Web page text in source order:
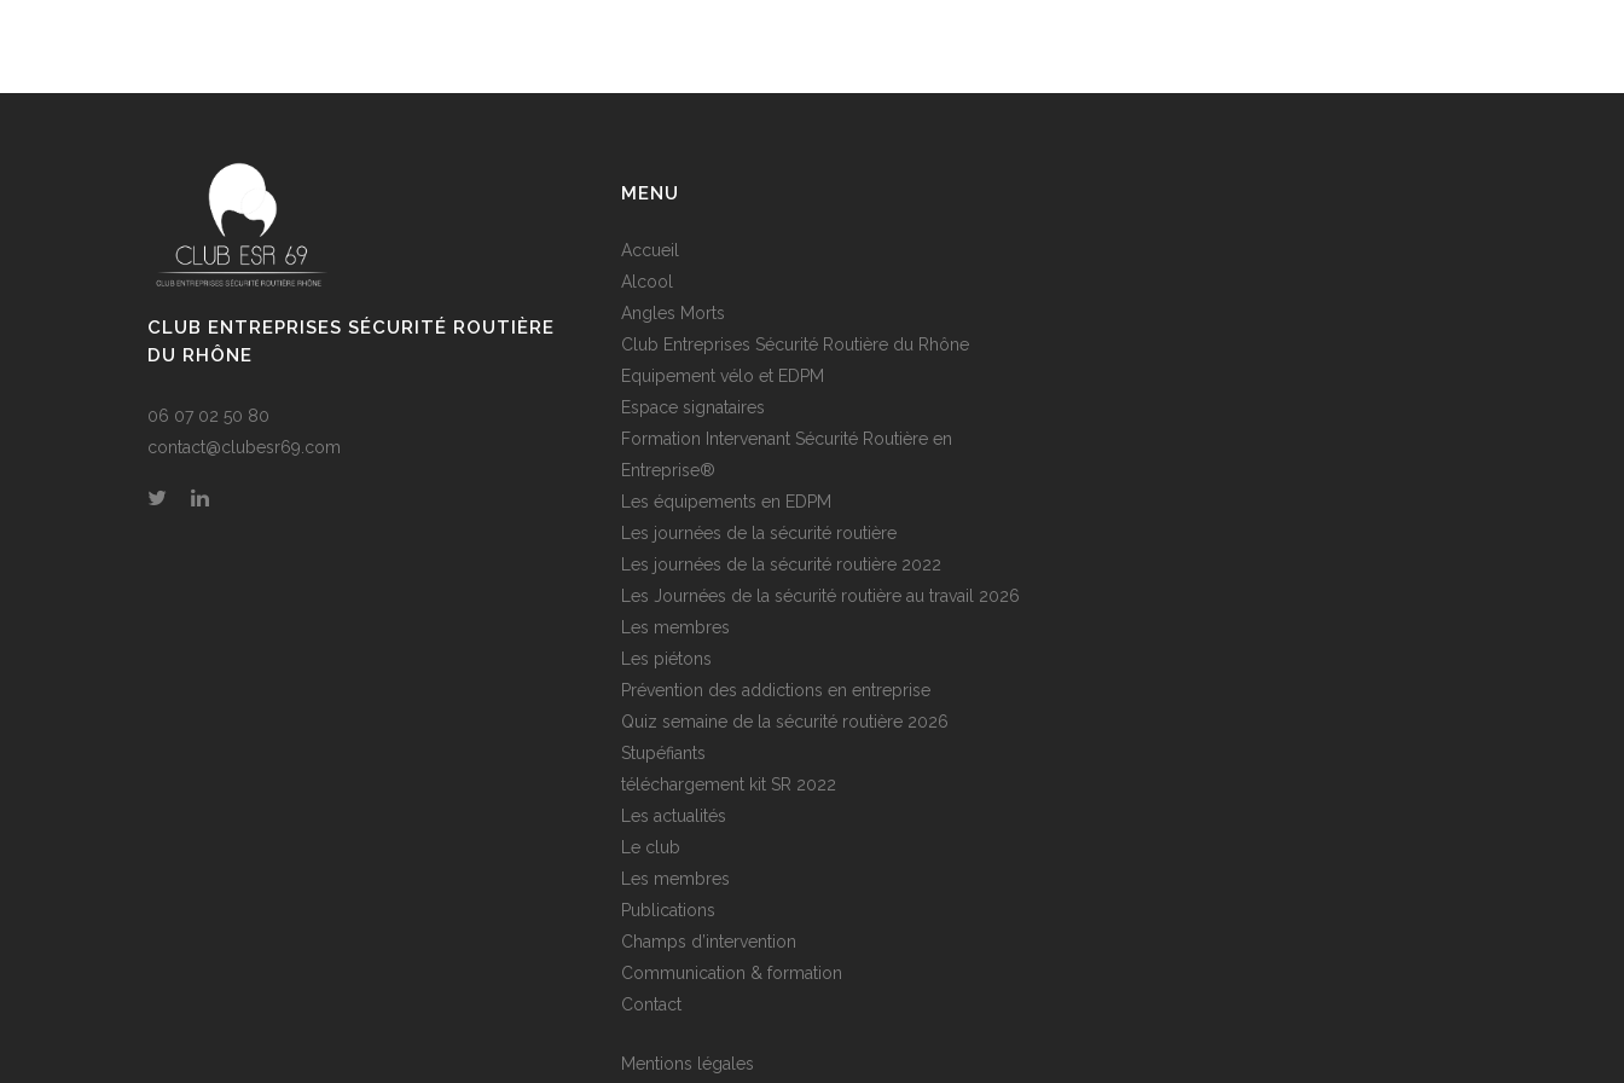
CLUB ENTREPRISES SÉCURITÉ ROUTIÈRE
DU RHÔNE
06 07 02 50 80
contact@clubesr69.com
MENU
Accueil
Alcool
Angles Morts
Club Entreprises Sécurité Routière du Rhône
Equipement vélo et EDPM
Espace signataires
Formation Intervenant Sécurité Routière en
Entreprise®
Les équipements en EDPM
Les journées de la sécurité routière
Les journées de la sécurité routière 2022
Les Journées de la sécurité routière au travail 2026
Les membres
Les piétons
Prévention des addictions en entreprise
Quiz semaine de la sécurité routière 2026
Stupéfiants
téléchargement kit SR 2022
Les actualités
Le club
Les membres
Publications
Champs d’intervention
Communication & formation
Contact
Mentions légales